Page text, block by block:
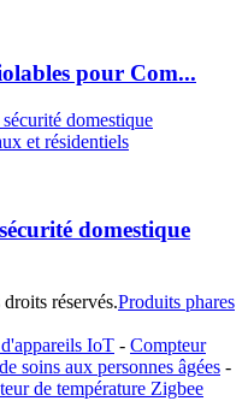
pour Com...
domestique
réservés.Produits phares
IoT - Compteur
soins aux personnes âgées -
de température Zigbee